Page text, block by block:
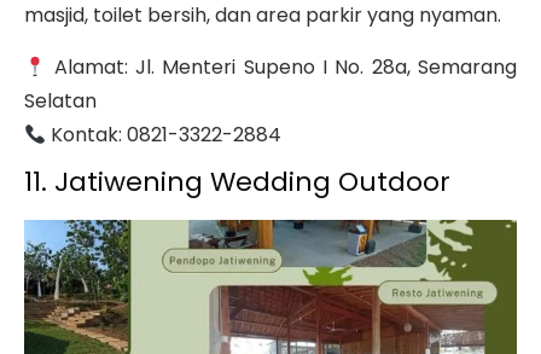
masjid, toilet bersih, dan area parkir yang nyaman.
Alamat: Jl. Menteri Supeno I No. 28a, Semarang
Selatan
Kontak: 0821-3322-2884
11. Jatiwening Wedding Outdoor